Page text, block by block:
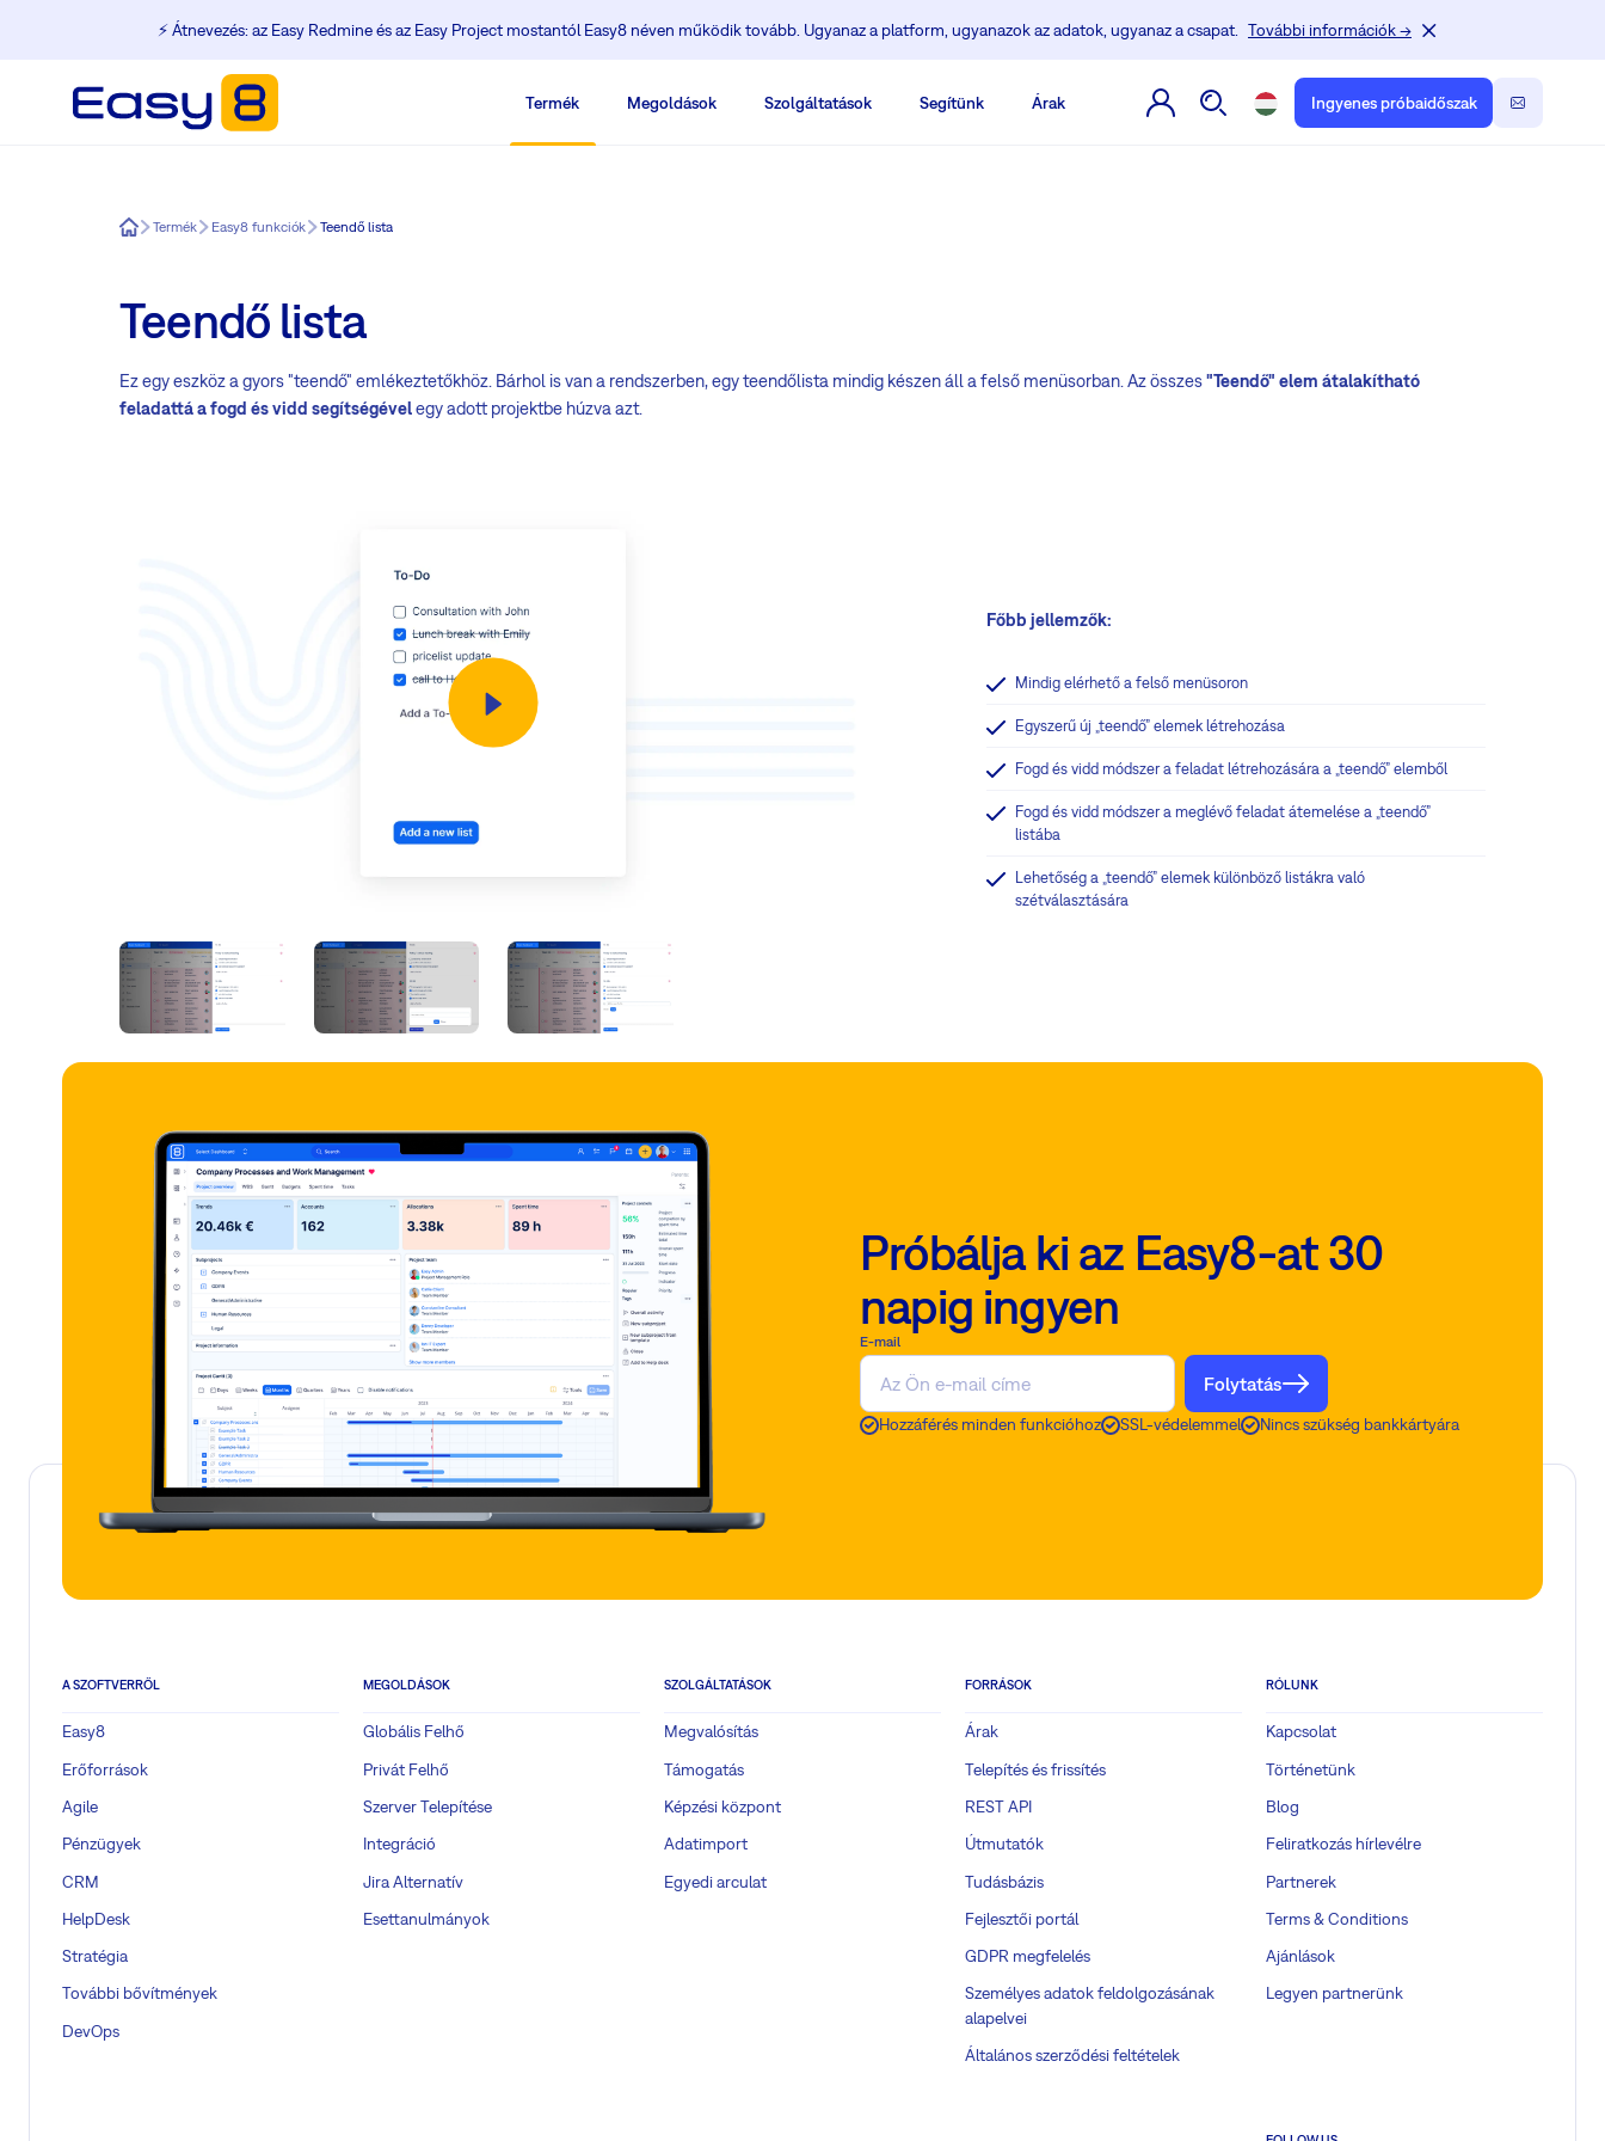
⚡️ Átnevezés: az Easy Redmine és az Easy Project mostantól Easy8 néven működik tovább. Ugyanaz a platform, ugyanazok az adatok, ugyanaz a csapat. További információk →
Termék Megoldások Szolgáltatások Segítünk Árak Ingyenes próbaidőszak
Easy8Termék Easy8 funkciók Teendő lista
Teendő lista
Ez egy eszköz a gyors "teendő" emlékeztetőkhöz. Bárhol is van a rendszerben, egy teendőlista mindig készen áll a felső menüsorban. Az összes"Teendő" elem átalakítható
feladattá a fogd és vidd segítségévelegy adott projektbe húzva azt.
Főbb jellemzők:
Mindig elérhető a felső menüsoron
Egyszerű új „teendő” elemek létrehozása
Fogd és vidd módszer a feladat létrehozására a „teendő” elemből
Fogd és vidd módszer a meglévő feladat átemelése a „teendő”
listába
Lehetőség a „teendő” elemek különböző listákra való
szétválasztására
Próbálja ki az Easy8-at 30
napig ingyen
E-mail
Folytatás
Hozzáférés minden funkcióhoz SSL-védelemmel Nincs szükség bankkártyára
A SZOFTVERRŐL
Easy8
Erőforrások
Agile
Pénzügyek
CRM
HelpDesk
Stratégia
További bővítmények
DevOps
MEGOLDÁSOK
Globális Felhő
Privát Felhő
Szerver Telepítése
Integráció
Jira Alternatív
Esettanulmányok
SZOLGÁLTATÁSOK
Megvalósítás
Támogatás
Képzési központ
Adatimport
Egyedi arculat
FORRÁSOK
Árak
Telepítés és frissítés
REST API
Útmutatók
Tudásbázis
Fejlesztői portál
GDPR megfelelés
Személyes adatok feldolgozásának
alapelvei
Általános szerződési feltételek
RÓLUNK
Kapcsolat
Történetünk
Blog
Feliratkozás hírlevélre
Partnerek
Terms & Conditions
Ajánlások
Legyen partnerünk